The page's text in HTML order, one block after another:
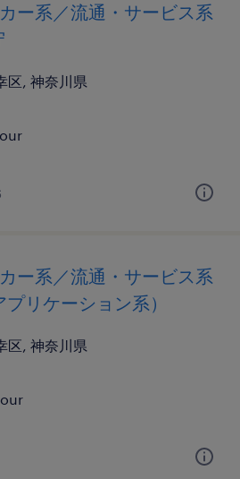
ー系／流通・サービス系
区, 神奈川県
ー系／流通・サービス系
リケーション系）
区, 神奈川県